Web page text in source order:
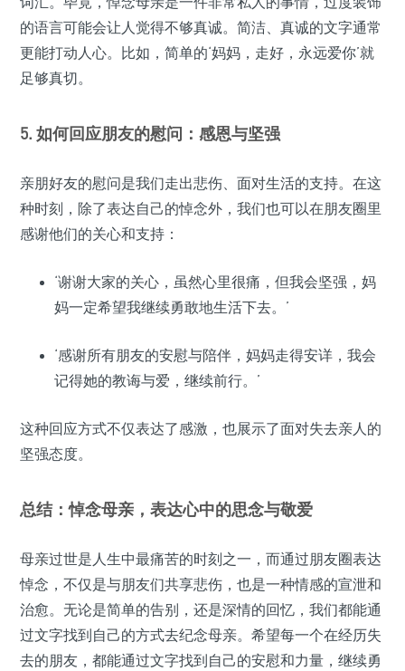
的语言可能会让人觉得不够真诚。简洁、真诚的文字通常
更能打动人心。比如，简单的‘妈妈，走好，永远爱你’就
足够真切。
5. 如何回应朋友的慰问：感恩与坚强
亲朋好友的慰问是我们走出悲伤、面对生活的支持。在这
种时刻，除了表达自己的悼念外，我们也可以在朋友圈里
感谢他们的关心和支持：
‘谢谢大家的关心，虽然心里很痛，但我会坚强，妈
妈一定希望我继续勇敢地生活下去。’
‘感谢所有朋友的安慰与陪伴，妈妈走得安详，我会
记得她的教诲与爱，继续前行。’
这种回应方式不仅表达了感激，也展示了面对失去亲人的
坚强态度。
总结：悼念母亲，表达心中的思念与敬爱
母亲过世是人生中最痛苦的时刻之一，而通过朋友圈表达
悼念，不仅是与朋友们共享悲伤，也是一种情感的宣泄和
治愈。无论是简单的告别，还是深情的回忆，我们都能通
过文字找到自己的方式去纪念母亲。希望每一个在经历失
去的朋友，都能通过文字找到自己的安慰和力量，继续勇